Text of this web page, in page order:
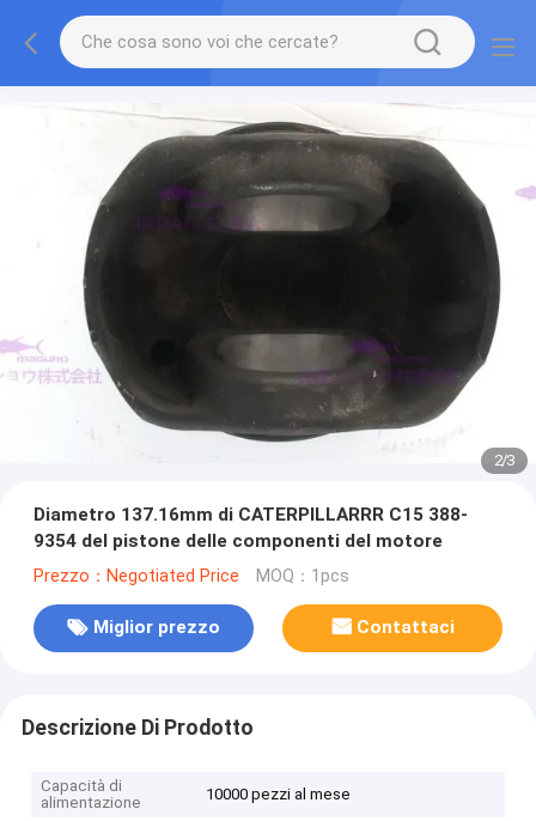
2/3
Diametro 137.16mm di CATERPILLARRR C15 388-
9354 del pistone delle componenti del motore
Prezzo：Negotiated Price MOQ：1pcs
Miglior prezzo Contattaci
Descrizione Di Prodotto
Capacità di
alimentazione
10000 pezzi al mese